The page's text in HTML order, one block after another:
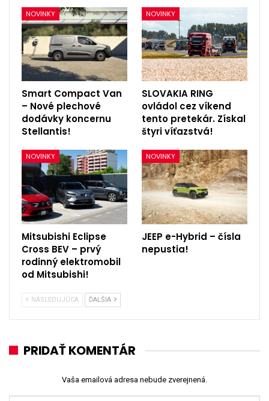
NOVINKY
Smart Compact Van
– Nové plechové
dodávky koncernu
Stellantis!
NOVINKY
SLOVAKIA RING
ovládol cez víkend
tento pretekár. Získal
štyri víťazstvá!
NOVINKY
Mitsubishi Eclipse
Cross BEV – prvý
rodinný elektromobil
od Mitsubishi!
NOVINKY
JEEP e-Hybrid – čísla
nepustia!
NÁSLEDUJÚCA ĎALŠIA
PRIDAŤ KOMENTÁR
Vaša emailová adresa nebude zverejnená.